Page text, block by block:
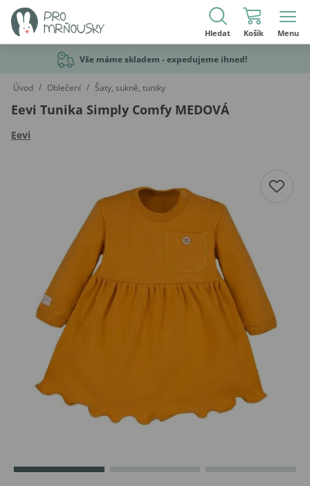
Hledat Košík Menu
Vše máme skladem - expedujeme ihned!
Úvod / Oblečení / Šaty, sukně, tuniky
Eevi Tunika Simply Comfy MEDOVÁ
Eevi